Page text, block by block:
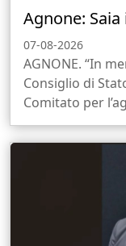
Agnone:
07-08-2026
AGNONE. “In
Consiglio di
Comitato per